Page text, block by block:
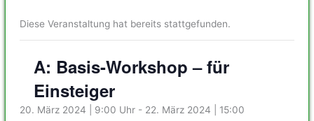
Diese Veranstaltung hat bereits stattgefunden.
A: Basis-Workshop – für
Einsteiger
20. März 2024 | 9:00 - 22. März 2024 | 15:00